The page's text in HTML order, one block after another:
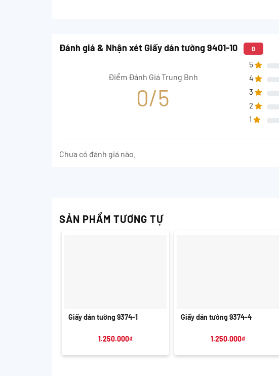
Đánh giá & Nhận xét Giấy dán tường 9401-10 0
Điểm Đánh Giá Trung Bnh
0/5
5
4
3
2
1
Chưa có đánh giá nào.
SẢN PHẨM TƯƠNG TỰ
Giấy dán tường 9374-1
1.250.000₫
Giấy dán tường 9374-4
1.250.000₫